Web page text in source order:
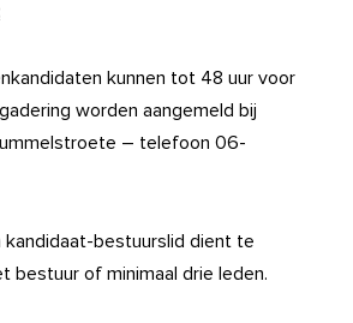
kunnen tot 48 uur voor
worden aangemeld bij
– telefoon 06-
kandidaat-bestuurslid dient te
bestuur of minimaal drie leden.